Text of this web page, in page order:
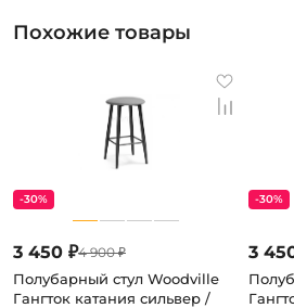
Похожие товары
3 450 ₽4 900 ₽
-30%
Полубарный стул Woodville
Гангток катания сильвер /
3
-30%